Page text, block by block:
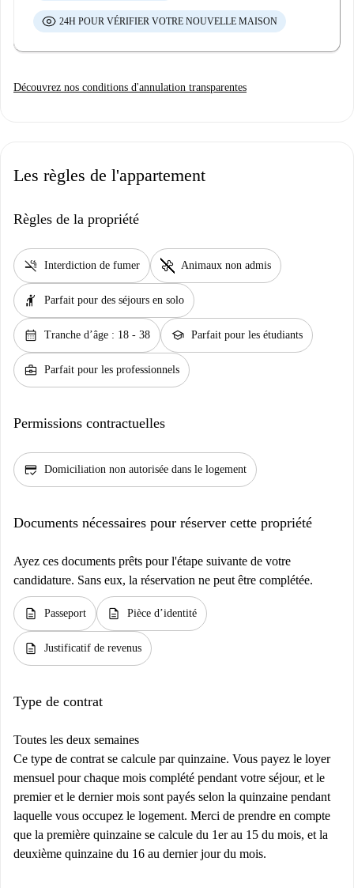
24H POUR VÉRIFIER VOTRE NOUVELLE MAISON
Découvrez nos conditions d'annulation transparentes
Les règles de l'appartement
Règles de la propriété
smoke_free Interdiction de fumer pet_supplies Animaux non admis
hail Parfait pour des séjours en solo
calendar_month Tranche d’âge : 18 - 38 school Parfait pour les étudiants
business_center Parfait pour les professionnels
Permissions contractuelles
credit_score Domiciliation non autorisée dans le logement
Documents nécessaires pour réserver cette propriété
Ayez ces documents prêts pour l'étape suivante de votre
candidature. Sans eux, la réservation ne peut être complétée.
description Passeport description Pièce d’identité
description Justificatif de revenus
Type de contrat
Toutes les deux semaines
Ce type de contrat se calcule par quinzaine. Vous payez le loyer
mensuel pour chaque mois complété pendant votre séjour, et le
premier et le dernier mois sont payés selon la quinzaine pendant
laquelle vous occupez le logement. Merci de prendre en compte
que la première quinzaine se calcule du 1er au 15 du mois, et la
deuxième quinzaine du 16 au dernier jour du mois.